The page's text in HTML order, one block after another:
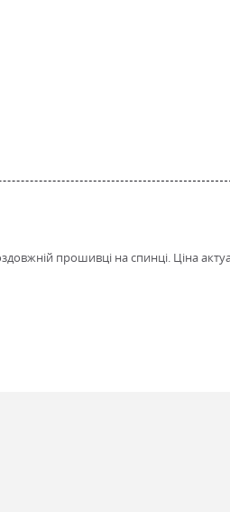
прошивці на спинці. Ціна